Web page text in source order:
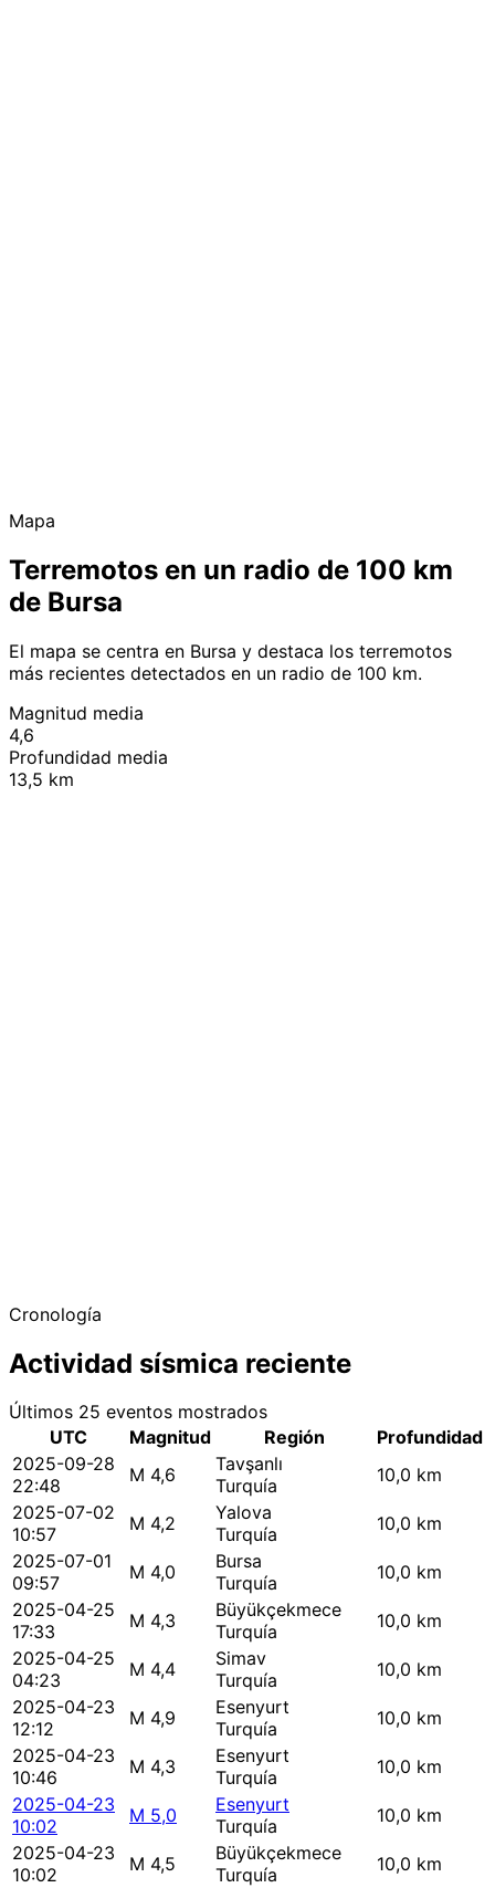
Mapa
Terremotos en un radio de 100 km
de Bursa
El mapa se centra en Bursa y destaca los terremotos
más recientes detectados en un radio de 100 km.
Magnitud media
4,6
Profundidad media
13,5 km
Cronología
Actividad sísmica reciente
Últimos 25 eventos mostrados
UTC
Magnitud Región
Profundidad
2025-09-28
22:48
M 4,6
Tavşanlı
Turquía
10,0 km
2025-07-02
10:57
M 4,2
Yalova
Turquía
10,0 km
2025-07-01
09:57
M 4,0
Bursa
Turquía
10,0 km
2025-04-25
17:33
M 4,3
Büyükçekmece
Turquía
10,0 km
2025-04-25
04:23
M 4,4
Simav
Turquía
10,0 km
2025-04-23
12:12
M 4,9
Esenyurt
Turquía
10,0 km
2025-04-23
10:46
M 4,3
Esenyurt
Turquía
10,0 km
2025-04-23
10:02
M 5,0
Esenyurt
Turquía
10,0 km
2025-04-23
10:02
M 4,5
Büyükçekmece
Turquía
10,0 km